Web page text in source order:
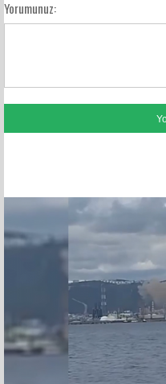
Yorumunuz: